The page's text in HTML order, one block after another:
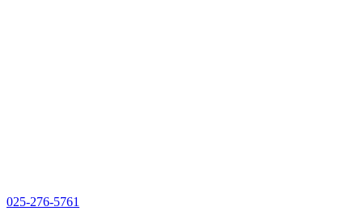
025-276-5761